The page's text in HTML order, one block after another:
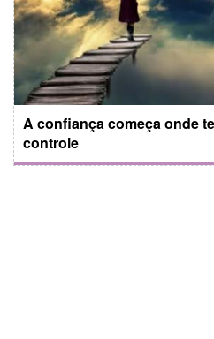
A confiança começa onde
controle